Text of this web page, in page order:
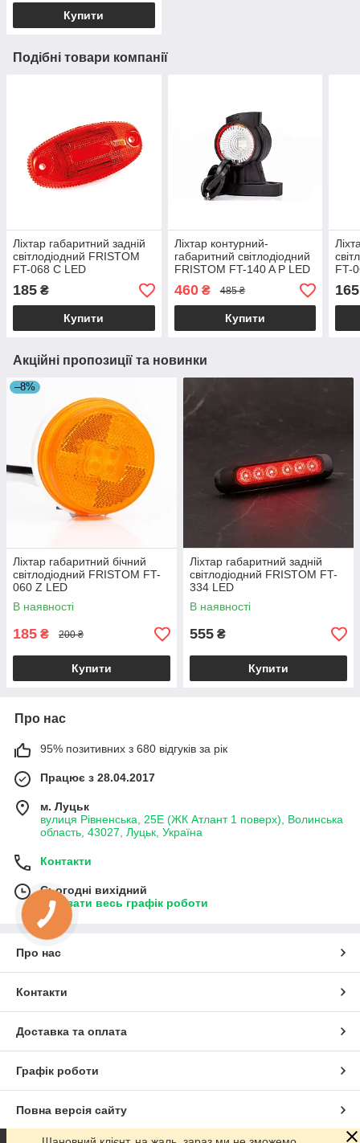
Купити
Подібні товари компанії
Ліхтар габаритний задній
світлодіодний FRISTOM
FT-068 C LED
185 ₴
Купити
Ліхтар контурний-
габаритний світлодіодний
FRISTOM FT-140 A P LED
460₴ 485 ₴
Купити
FT-
165
Акційні пропозиції та новинки
–8%
Ліхтар габаритний бічний
світлодіодний FRISTOM FT-
060 Z LED
В наявності
185 ₴ 200 ₴
Купити
Ліхтар габаритний задній
світлодіодний FRISTOM FT-
334 LED
В наявності
555 ₴
Купити
Про нас
95% позитивних з 680 відгуків за рік
Працює з 28.04.2017
м. Луцьк
вулиця Рівненська, 25Е (ЖК Атлант 1 поверх), Волинська
область, 43027, Луцьк, Україна
Контакти
Сьогодні вихідний
Показати весь графік роботи
Про нас
Контакти
Доставка та оплата
Графік роботи
Повна версія сайту